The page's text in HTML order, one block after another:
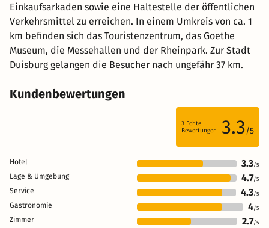
Einkaufsarkaden sowie eine Haltestelle der öffentlichen
Verkehrsmittel zu erreichen. In einem Umkreis von ca. 1
km befinden sich das Touristenzentrum, das Goethe
Museum, die Messehallen und der Rheinpark. Zur Stadt
Duisburg gelangen die Besucher nach ungefähr 37 km.
Kundenbewertungen
3 Echte
Bewertungen
3.3/5
Hotel 3.3/5
Lage & Umgebung 4.7/5
Service 4.3/5
Gastronomie 4/5
Zimmer 2.7/5